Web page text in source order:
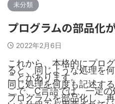
未分類
プログラムの部品化
2022年2月6日
これから、本格的にプロ
ると、同じような処理を
ことがあります。
同じ処理を何度も記述す
こで、C言語では、一定
プログラムを部品化し、